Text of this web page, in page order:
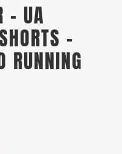
– UA
–
RUNNING